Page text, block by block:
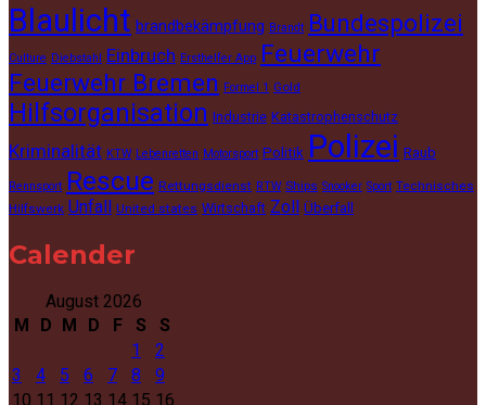
Blaulicht brandbekämpfung Brandt Bundespolizei
Culture Diebstahl Einbruch Ersthelfer App Feuerwehr
Feuerwehr Bremen Formel 1 Gold
Hilfsorganisation Industrie Katastrophenschutz
Kriminalität KTW Lebenretten Motorsport Politik Polizei Raub
Rennsport Rescue Rettungsdienst RTW Ships Snooker Sport Technisches
Hilfswerk Unfall United states Wirtschaft Zoll Überfall
Calender
August 2026
M
D M D F S
S
1
2
3
4 5 6 7 8
9
10 11 12 13 14 15 16